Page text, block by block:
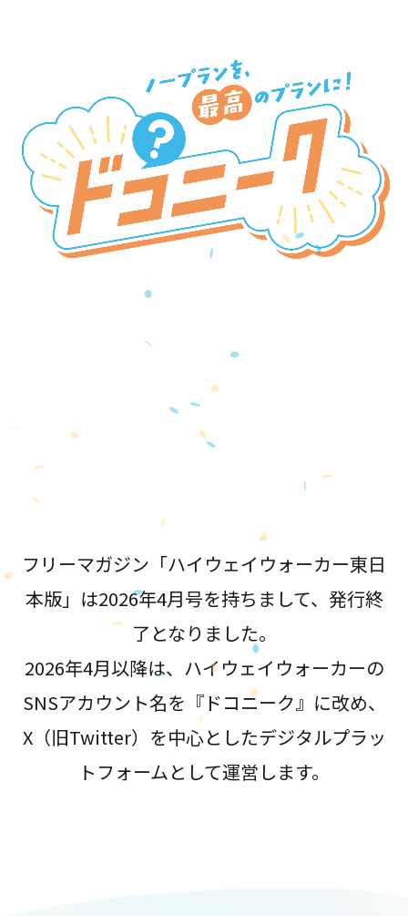
新SNSプラットフォーム
『ドコニーク』
が誕生！
フリーマガジン「ハイウェイウォーカー東日
本版」は2026年4月号を持ちまして、発行終
了となりました。
2026年4月以降は、ハイウェイウォーカーの
SNSアカウント名を『ドコニーク』に改め、
X（旧Twitter）を中心としたデジタルプラッ
トフォームとして運営します。